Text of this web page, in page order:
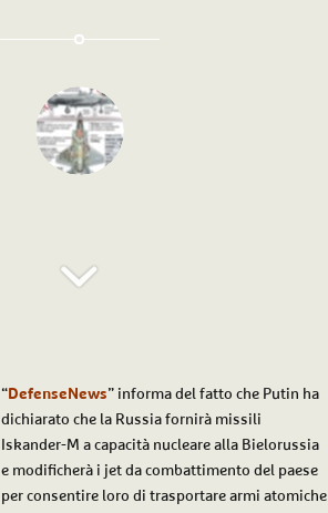
“ DefenseNews” informa del fatto che Putin ha
dichiarato che la Russia fornirà missili
Iskander-M a capacità nucleare alla Bielorussia
e modificherà i jet da combattimento del paese
per consentire loro di trasportare armi atomiche